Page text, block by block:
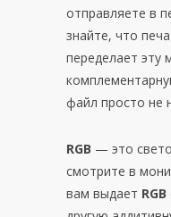
отправляете в
знайте, что
переделает эту
файл просто не
RGB — это
смотрите в
вам выдает RGB